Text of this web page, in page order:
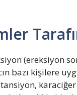
(ereksiyon
bazı kişilere